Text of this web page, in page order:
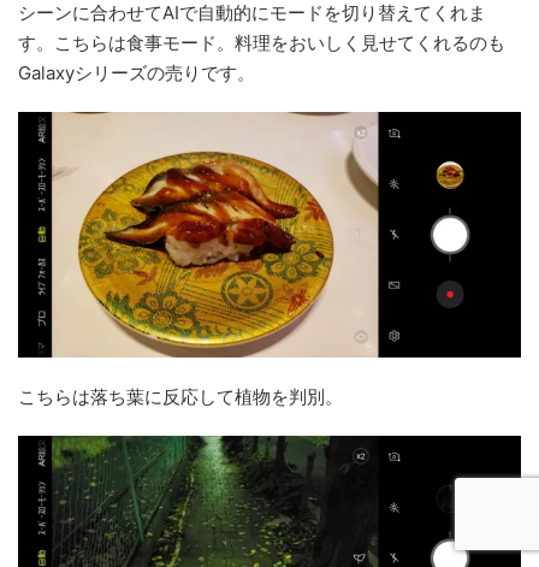
シーンに合わせてAIで自動的にモードを切り替えてくれま
す。こちらは食事モード。料理をおいしく見せてくれるのも
Galaxyシリーズの売りです。
こちらは落ち葉に反応して植物を判別。